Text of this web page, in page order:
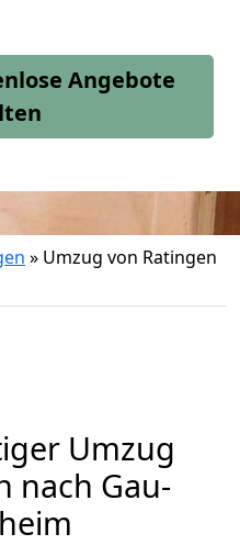
Angebote
» Umzug von Ratingen
Umzug
nach Gau-